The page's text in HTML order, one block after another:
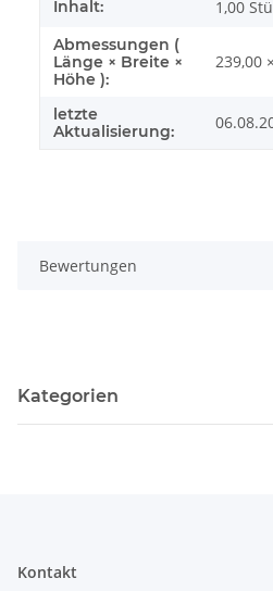
Inhalt: 1,00
Abmessungen (
Länge × Breite ×
Höhe ):
239,00
letzte
Aktualisierung:
Bewertungen
Kategorien
Kontakt